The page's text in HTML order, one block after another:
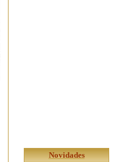
Novidades